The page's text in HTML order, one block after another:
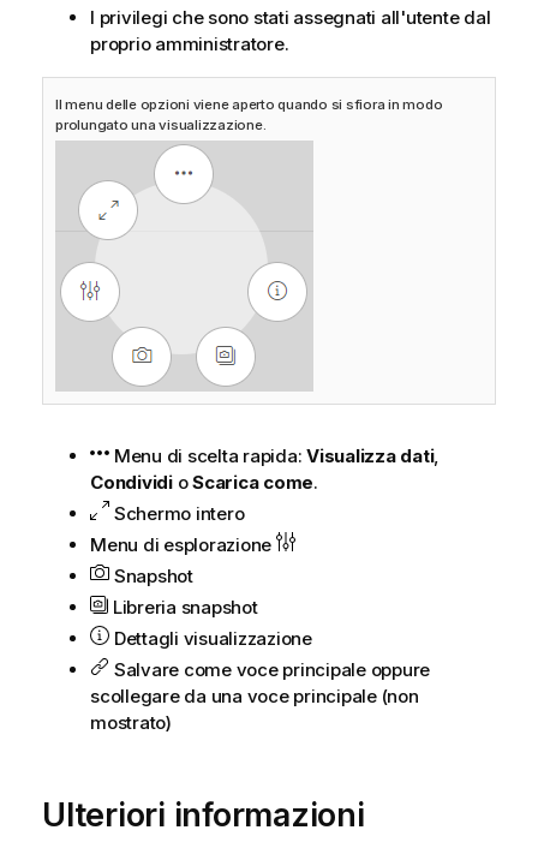
I privilegi che sono stati assegnati all'utente dal
proprio amministratore.
Il menu delle opzioni viene aperto quando si sfiora in modo
prolungato una visualizzazione.
Menu di scelta rapida: Visualizza dati,
CondividioScarica come.
Schermo intero
Menu di esplorazione
Snapshot
Libreria snapshot
Dettagli visualizzazione
Salvare come voce principale oppure
scollegare da una voce principale (non
mostrato)
Ulteriori informazioni